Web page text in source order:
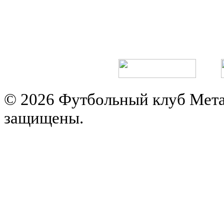
© 2026 Футбольный клуб
защищены.